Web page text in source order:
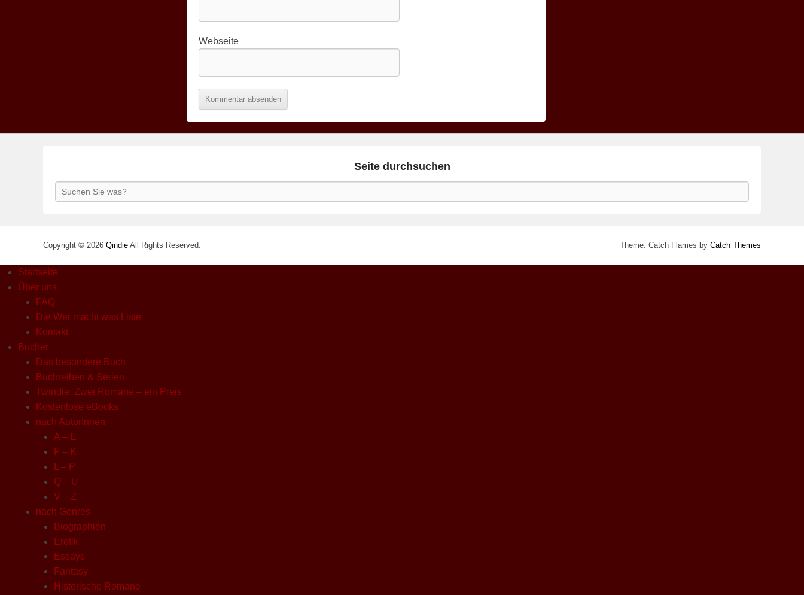
Webseite
Seite durchsuchen
Search
Copyright © 2026 Qindie All Rights Reserved. Theme: Catch Flames by Catch Themes
Startseite
Über uns
FAQ
Die Wer macht was Liste
Kontakt
Bücher
Das besondere Buch
Buchreihen & Serien
Twindie: Zwei Romane – ein Preis
Kostenlose eBooks
nach AutorInnen
A – E
F – K
L – P
Q – U
V – Z
nach Genres
Biographien
Erotik
Essays
Fantasy
Historische Romane